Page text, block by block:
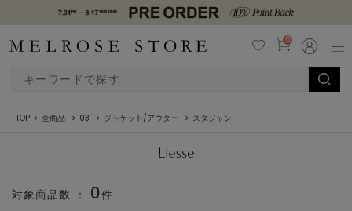
0
TOP 全商品 03 ジャケット/アウター スタジャン
対象商品数 ： 0件